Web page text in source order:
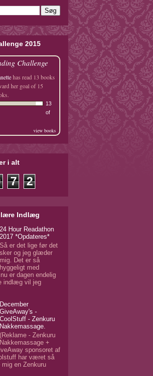
2015
Challenge
has read 13 books
her goal of 15
13
of
view books
i alt
7
2
Indlæg
24 Hour Readathon
2017 *Opdateres*
Så er det lige før det
sker og jeg glæder
mig. Det er så
hyggeligt med
er dagen endelig
indlæg vil jeg
December
GiveAway's -
CoolStuff - Zenkuru
Nakkemassage.
(Reklame - Zenkuru
Nakkemassage +
sponsoret af
har været så
en Zenkuru